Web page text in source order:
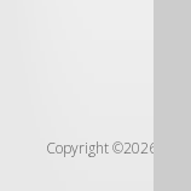
Copyright ©2026